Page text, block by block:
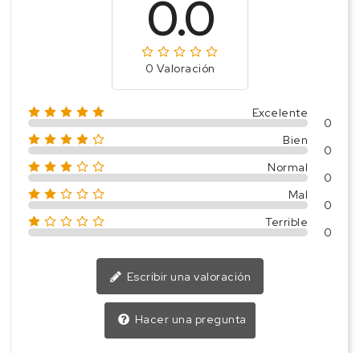
0.0
0 Valoración
Excelente
0
Bien
0
Normal
0
Mal
0
Terrible
0
Escribir una valoración
Hacer una pregunta